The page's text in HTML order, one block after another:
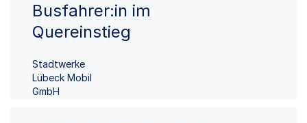
Busfahrer:in im
Quereinstieg
Stadtwerke
Lübeck Mobil
GmbH